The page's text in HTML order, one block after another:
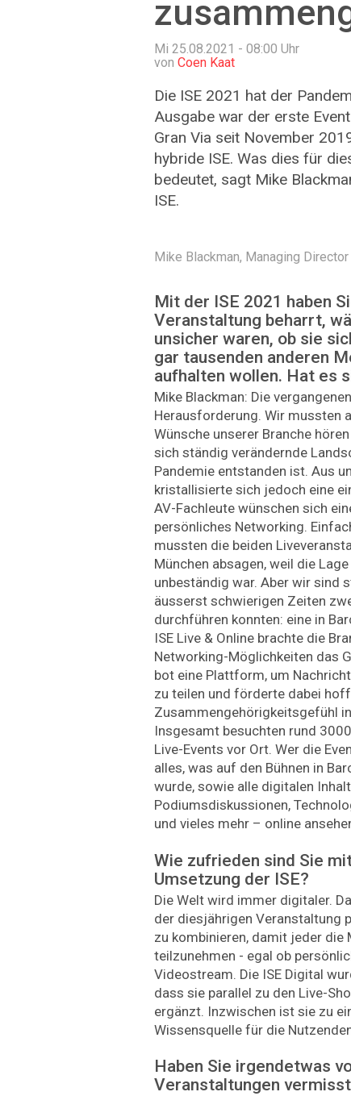
Mi 25.08.2021 - 08:00 Uhr
von Coen Kaat
Die ISE 2021 hat der
Ausgabe war der erste
Gran Via seit November
hybride ISE. Was dies für
bedeutet, sagt Mike
ISE.
Mike Blackman, Managing Director
Mit der ISE 2021 haben
Veranstaltung beharrt,
unsicher waren, ob sie
gar tausenden anderen
aufhalten wollen. Hat es
Mike Blackman: Die
Herausforderung. Wir mussten
Wünsche unserer Branche
sich ständig verändernde
Pandemie entstanden ist. Aus
kristallisierte sich jedoch eine
AV-Fachleute wünschen sich
persönliches Networking.
mussten die beiden
München absagen, weil die
unbeständig war. Aber wir sind
äusserst schwierigen Zeiten
durchführen konnten: eine in
ISE Live & Online brachte die
Networking-Möglichkeiten das
bot eine Plattform, um
zu teilen und förderte dabei
Zusammengehörigkeitsgefühl
Insgesamt besuchten rund
Live-Events vor Ort. Wer die
alles, was auf den Bühnen in
wurde, sowie alle digitalen
Podiumsdiskussionen,
und vieles mehr – online
Wie zufrieden sind Sie
Umsetzung der ISE?
Die Welt wird immer digitaler.
der diesjährigen Veranstaltung
zu kombinieren, damit jeder die
teilzunehmen - egal ob
Videostream. Die ISE Digital
dass sie parallel zu den Live-
ergänzt. Inzwischen ist sie zu
Wissensquelle für die
Haben Sie irgendetwas
Veranstaltungen